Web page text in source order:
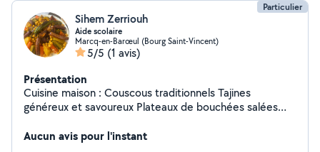
Particulier
Sihem Zerriouh
Aide scolaire
Marcq-en-Barœul (Bourg Saint-Vincent)
5/5 (1 avis)
Présentation
Cuisine maison : Couscous traditionnels Tajines
généreux et savoureux Plateaux de bouchées salées
baptêmes, fêtes et autres occasions. Créations
Aucun avis pour l'instant